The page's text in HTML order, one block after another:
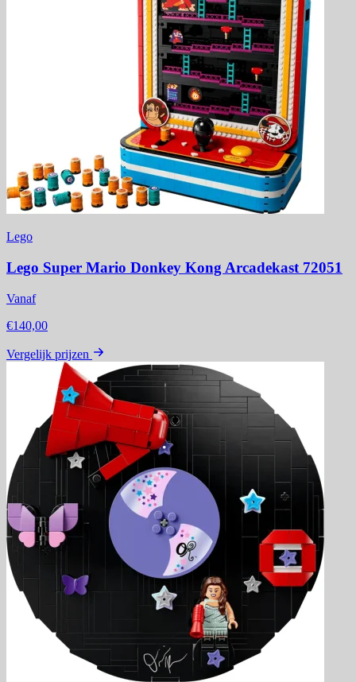
Lego
Lego Super Mario Donkey Kong Arcadekast 72051
Vanaf
€140,00
Vergelijk prijzen